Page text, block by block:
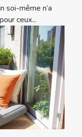
soi-même n’a
ceux...